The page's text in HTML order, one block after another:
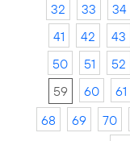
32
33 34
41
42 43
50
51 52
59
60 61
68
69 70